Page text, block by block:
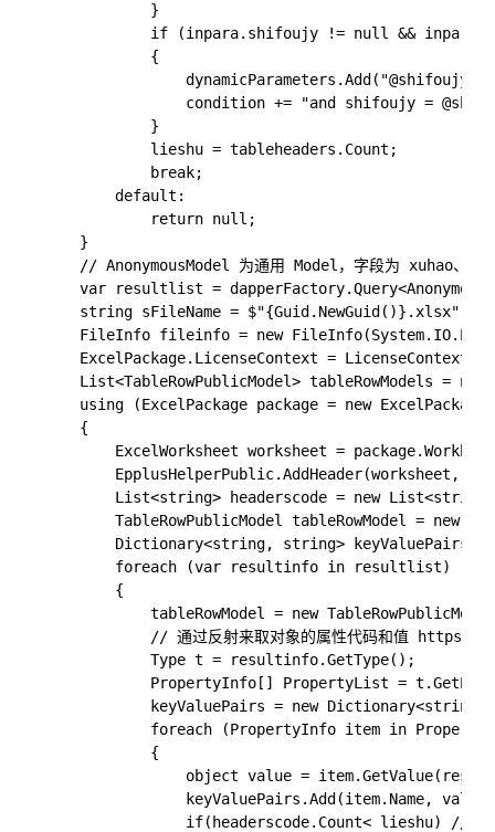
            }
if (inpara.shifoujy != null &&
            {
dynamicParameters.Add("@shifoujy",
condition += "and shifoujy =
            }
            lieshu = tableheaders.Count;
            break;
        default:
            return null;
    }
// AnonymousModel 为通用 Model，字段为 xuhao、
var resultlist =
    string sFileName = $"{Guid.NewGuid()}.xlsx";
FileInfo fileinfo = new
ExcelPackage.LicenseContext =
List<TableRowPublicModel> tableRowModels = new
using (ExcelPackage package = new
    {
ExcelWorksheet worksheet =
EpplusHelperPublic.AddHeader(worksheet,
List<string> headerscode = new
TableRowPublicModel tableRowModel = new
Dictionary<string, string> keyValuePairs
        foreach (var resultinfo in resultlist)
        {
tableRowModel = new
// 通过反射来取对象的属性代码和值
            Type t = resultinfo.GetType();
PropertyInfo[] PropertyList =
keyValuePairs = new Dictionary<string,
foreach (PropertyInfo item in
            {
object value =
keyValuePairs.Add(item.Name,
if(headerscode.Count< lieshu) // 取